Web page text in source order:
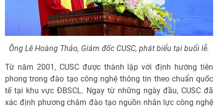
Ông Lê Hoàng Thảo, Giám đốc CUSC, phát biểu tại buổi lễ.
Từ năm 2001, CUSC được thành lập với định hướng tiên
phong trong đào tạo công nghệ thông tin theo chuẩn quốc
tế tại khu vực ĐBSCL. Ngay từ những ngày đầu, CUSC đã
xác định phương châm đào tạo nguồn nhân lực công nghệ